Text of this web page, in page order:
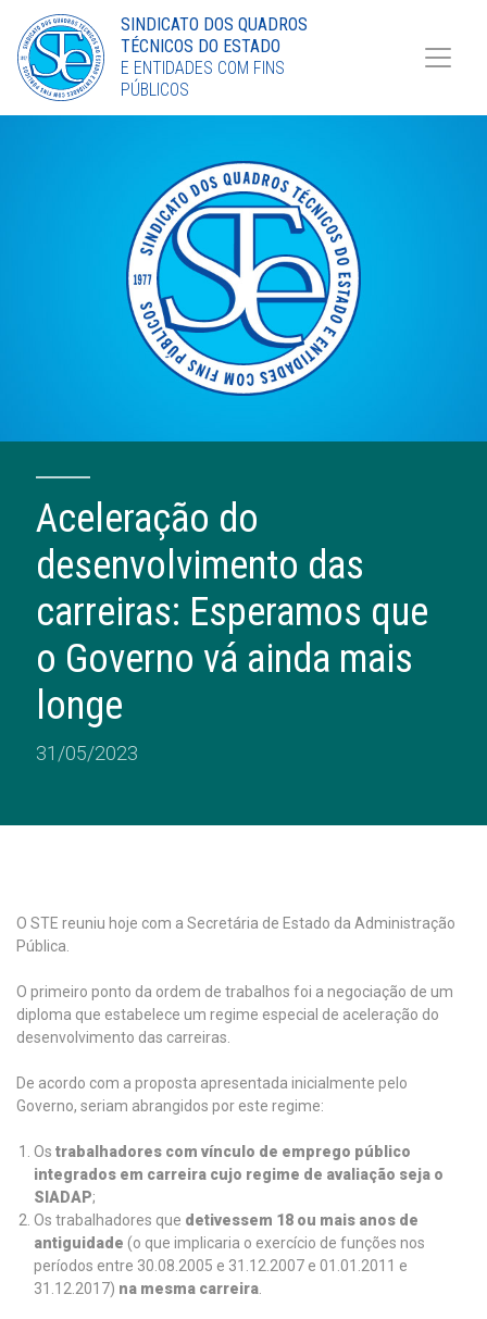
Torne-se Sócio
LinkedIn
SINDICATO DOS QUADROS
TÉCNICOS DO ESTADO
E ENTIDADES COM FINS
PÚBLICOS
Aceleração do
desenvolvimento das
carreiras: Esperamos que
o Governo vá ainda mais
longe
31/05/2023
O STE reuniu hoje com a Secretária de Estado da Administração
Pública.
O primeiro ponto da ordem de trabalhos foi a negociação de um
diploma que estabelece um regime especial de aceleração do
desenvolvimento das carreiras.
De acordo com a proposta apresentada inicialmente pelo
Governo, seriam abrangidos por este regime:
Os trabalhadores com vínculo de emprego público
integrados em carreira cujo regime de avaliação seja o
SIADAP;
Os trabalhadores que detivessem 18 ou mais anos de
antiguidade (o que implicaria o exercício de funções nos
períodos entre 30.08.2005 e 31.12.2007 e 01.01.2011 e
31.12.2017) na mesma carreira